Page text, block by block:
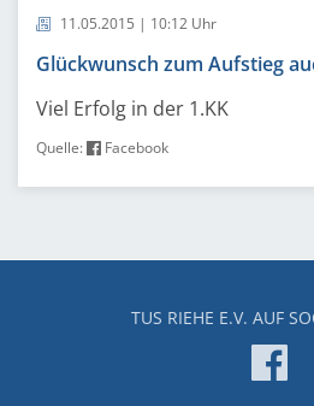
11.05.2015 | 10:12 Uhr
Glückwunsch zum Aufstieg
Viel Erfolg in der 1.KK
Quelle: Facebook
TUS RIEHE E.V. AUF